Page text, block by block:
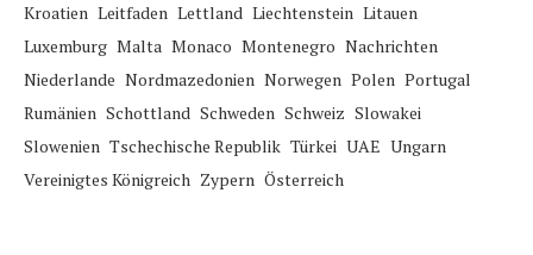
Kroatien Leitfaden Lettland Liechtenstein Litauen
Luxemburg Malta Monaco Montenegro Nachrichten
Niederlande Nordmazedonien Norwegen Polen Portugal
Rumänien Schottland Schweden Schweiz Slowakei
Slowenien Tschechische Republik Türkei UAE Ungarn
Vereinigtes Königreich Zypern Österreich